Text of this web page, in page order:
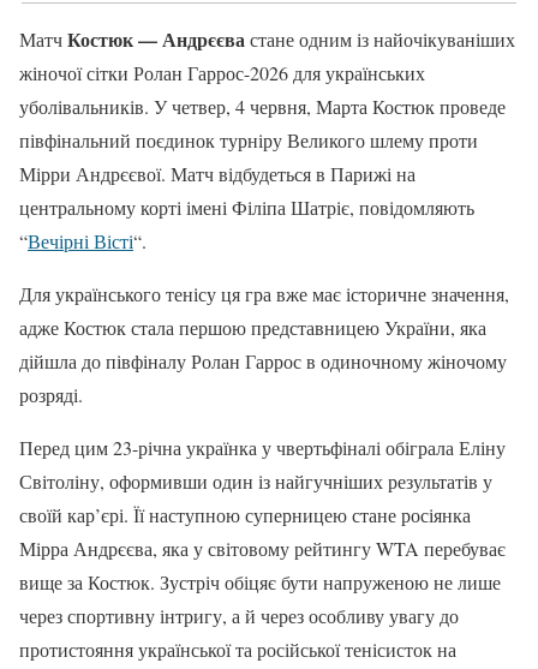
МатчКостюк — Андрєєвастане одним із найочікуваніших
жіночої сітки Ролан Гаррос-2026 для українських
уболівальників. У четвер, 4 червня, Марта Костюк проведе
півфінальний поєдинок турніру Великого шлему проти
Мірри Андрєєвої. Матч відбудеться в Парижі на
центральному корті імені Філіпа Шатріє, повідомляють
“Вечірні Вісті“.
Для українського тенісу ця гра вже має історичне значення,
адже Костюк стала першою представницею України, яка
дійшла до півфіналу Ролан Гаррос в одиночному жіночому
розряді.
Перед цим 23-річна українка у чвертьфіналі обіграла Еліну
Світоліну, оформивши один із найгучніших результатів у
своїй кар’єрі. Її наступною суперницею стане росіянка
Мірра Андрєєва, яка у світовому рейтингу WTA перебуває
вище за Костюк. Зустріч обіцяє бути напруженою не лише
через спортивну інтригу, а й через особливу увагу до
протистояння української та російської тенісисток на